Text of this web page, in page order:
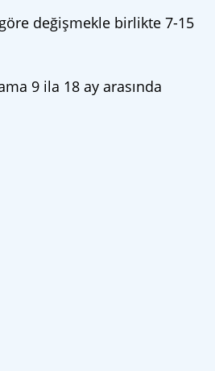
değişmekle birlikte 7-15
9 ila 18 ay arasında